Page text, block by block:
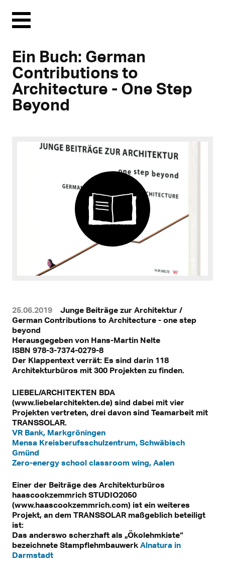
Menu
Ein Buch: German
Contributions to
Architecture - One Step
Beyond
25.06.2019
Junge Beiträge zur Architektur /
German Contributions to Architecture - one step
beyond
Herausgegeben von Hans-Martin Nelte
ISBN 978-3-7374-0279-8
Der Klappentext verrät: Es sind darin 118
Architekturbüros mit 300 Projekten zu finden.
LIEBEL/ARCHITEKTEN BDA
(www.liebelarchitekten.de) sind dabei mit vier
Projekten vertreten, drei davon sind Teamarbeit mit
TRANSSOLAR.
VR Bank, Markgröningen
Mensa Kreisberufsschulzentrum, Schwäbisch
Gmünd
Zero-energy school classroom wing, Aalen
Einer der Beiträge des Architekturbüros
haascookzemmrich STUDIO2050
(www.haascookzemmrich.com) ist ein weiteres
Projekt, an dem TRANSSOLAR maßgeblich beteiligt
ist:
Das anderswo scherzhaft als „Ökolehmkiste“
bezeichnete Stampflehmbauwerk Alnatura in
Darmstadt